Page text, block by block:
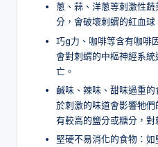
蔥、蒜、洋蔥等刺激性
分，會破壞刺蝟的紅血球
巧g力、咖啡等含有咖啡
會對刺蝟的中樞神經系
亡。
鹹味、辣味、甜味過重
於刺激的味道會影響牠
有較高的鹽分或糖分，對
堅硬不易消化的食物：